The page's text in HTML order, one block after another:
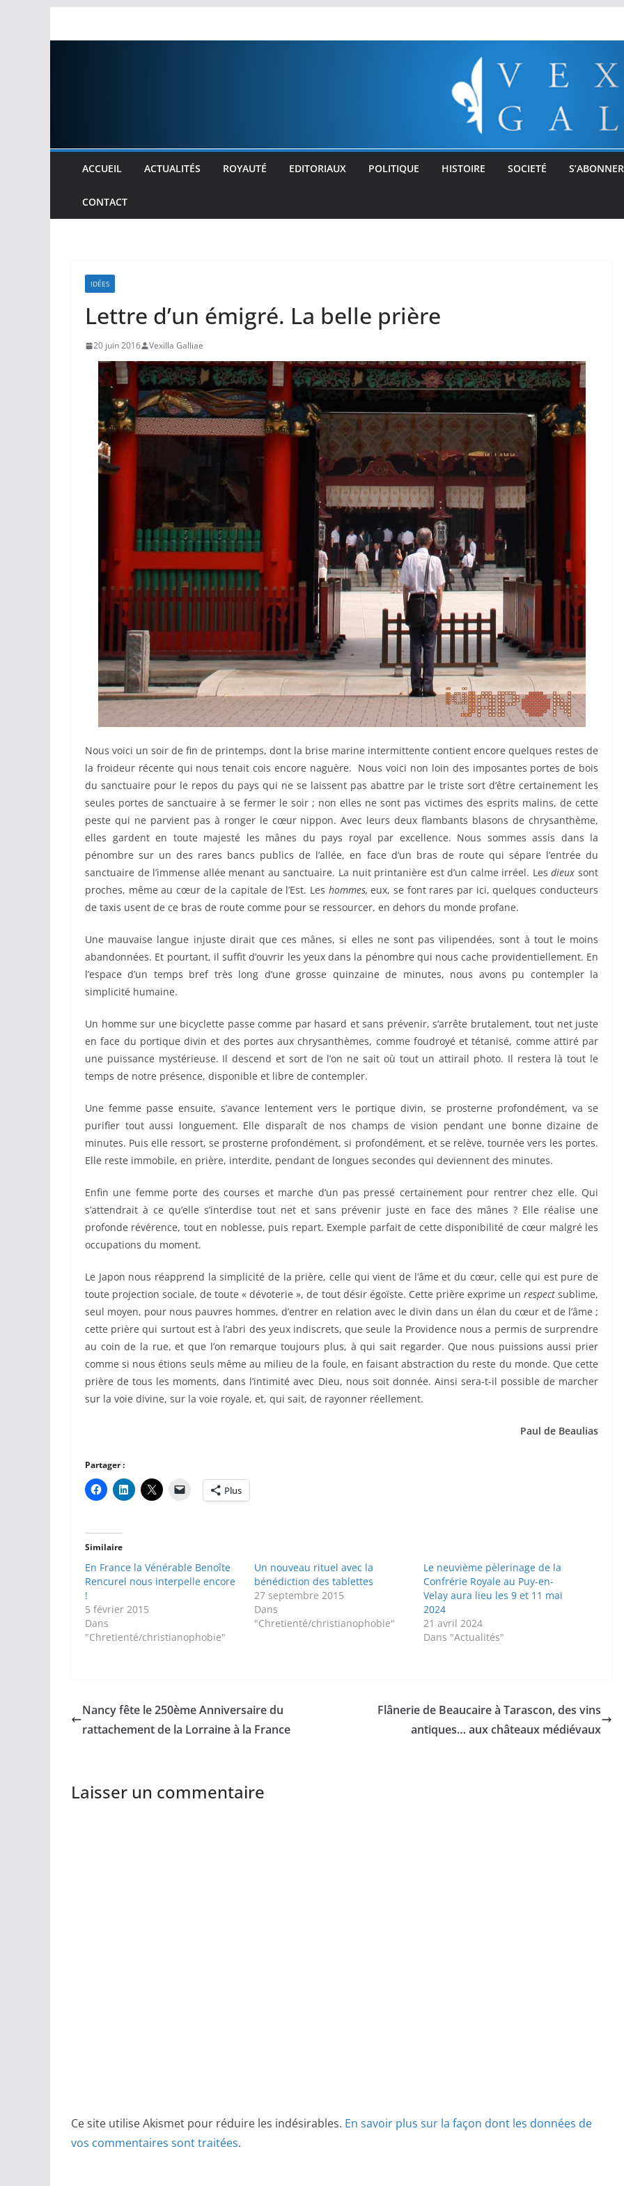
ACCUEIL ACTUALITÉS ROYAUTÉ EDITORIAUX POLITIQUE HISTOIRE SOCIETÉ
CONTACT
IDÉES
Lettre d’un émigré. La belle prière
20 juin 2016 Vexilla Galliae
Nous voici un soir de fin de printemps, dont la brise marine intermittente contient encore quelques restes de
la froideur récente qui nous tenait cois encore naguère. Nous voici non loin des imposantes portes de bois
du sanctuaire pour le repos du pays qui ne se laissent pas abattre par le triste sort d’être certainement les
seules portes de sanctuaire à se fermer le soir ; non elles ne sont pas victimes des esprits malins, de cette
peste qui ne parvient pas à ronger le cœur nippon. Avec leurs deux flambants blasons de chrysanthème,
elles gardent en toute majesté les mânes du pays royal par excellence. Nous sommes assis dans la
pénombre sur un des rares bancs publics de l’allée, en face d’un bras de route qui sépare l’entrée du
sanctuaire de l’immense allée menant au sanctuaire. La nuit printanière est d’un calme irréel. Lesdieux sont
proches, même au cœur de la capitale de l’Est. Les hommes, eux, se font rares par ici, quelques conducteurs
de taxis usent de ce bras de route comme pour se ressourcer, en dehors du monde profane.
Une mauvaise langue injuste dirait que ces mânes, si elles ne sont pas vilipendées, sont à tout le moins
abandonnées. Et pourtant, il suffit d’ouvrir les yeux dans la pénombre qui nous cache providentiellement. En
l’espace d’un temps bref très long d’une grosse quinzaine de minutes, nous avons pu contempler la
simplicité humaine.
Un homme sur une bicyclette passe comme par hasard et sans prévenir, s’arrête brutalement, tout net juste
en face du portique divin et des portes aux chrysanthèmes, comme foudroyé et tétanisé, comme attiré par
une puissance mystérieuse. Il descend et sort de l’on ne sait où tout un attirail photo. Il restera là tout le
temps de notre présence, disponible et libre de contempler.
Une femme passe ensuite, s’avance lentement vers le portique divin, se prosterne profondément, va se
purifier tout aussi longuement. Elle disparaît de nos champs de vision pendant une bonne dizaine de
minutes. Puis elle ressort, se prosterne profondément, si profondément, et se relève, tournée vers les portes.
Elle reste immobile, en prière, interdite, pendant de longues secondes qui deviennent des minutes.
Enfin une femme porte des courses et marche d’un pas pressé certainement pour rentrer chez elle. Qui
s’attendrait à ce qu’elle s’interdise tout net et sans prévenir juste en face des mânes ? Elle réalise une
profonde révérence, tout en noblesse, puis repart. Exemple parfait de cette disponibilité de cœur malgré les
occupations du moment.
Le Japon nous réapprend la simplicité de la prière, celle qui vient de l’âme et du cœur, celle qui est pure de
toute projection sociale, de toute « dévoterie », de tout désir égoïste. Cette prière exprime un respectsublime,
seul moyen, pour nous pauvres hommes, d’entrer en relation avec le divin dans un élan du cœur et de l’âme ;
cette prière qui surtout est à l’abri des yeux indiscrets, que seule la Providence nous a permis de surprendre
au coin de la rue, et que l’on remarque toujours plus, à qui sait regarder. Que nous puissions aussi prier
comme si nous étions seuls même au milieu de la foule, en faisant abstraction du reste du monde. Que cette
prière de tous les moments, dans l’intimité avec Dieu, nous soit donnée. Ainsi sera-t-il possible de marcher
sur la voie divine, sur la voie royale, et, qui sait, de rayonner réellement.
Paul de Beaulias
Partager :
Plus
Similaire
En France la Vénérable Benoîte
Rencurel nous interpelle encore
!
5 février 2015
Dans
"Chretienté/christianophobie"
Un nouveau rituel avec la
bénédiction des tablettes
27 septembre 2015
Dans
"Chretienté/christianophobie"
Le neuvième pèlerinage de la
Confrérie Royale au Puy-en-
Velay aura lieu les 9 et 11 mai
2024
21 avril 2024
Dans "Actualités"
Nancy fête le 250ème Anniversaire du
rattachement de la Lorraine à la France
Flânerie de Beaucaire à Tarascon, des vins
antiques… aux châteaux médiévaux
Laisser un commentaire
Ce site utilise Akismet pour réduire les indésirables. En savoir plus sur la façon dont les données de
vos commentaires sont traitées.